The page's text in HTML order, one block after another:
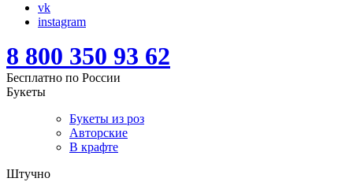
vk
instagram
8 800 350 93 62
Бесплатно по России
Букеты
Букеты из роз
Авторские
В крафте
Штучно